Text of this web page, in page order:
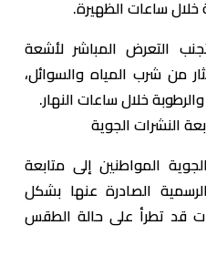
خلال ساعات الظهيرة.
التعرض المباشر لأشعة
من شرب المياه والسوائل،
خلال ساعات النهار.
النشرات الجوية
المواطنين إلى متابعة
الصادرة عنها بشكل
قد تطرأ على حالة الطقس